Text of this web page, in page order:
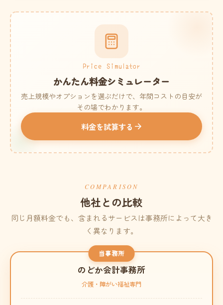
Price Simulator
かんたん料金シミュレーター
売上規模やオプションを選ぶだけで、年間コストの目安が
その場でわかります。
料金を試算する
COMPARISON
他社との比較
同じ月額料金でも、含まれるサービスは事務所によって大き
く異なります。
当事務所
のどか会計事務所
介護・障がい福祉専門